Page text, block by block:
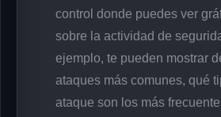
control donde puedes ver
sobre la actividad de
ejemplo, te pueden mostrar
ataques más comunes, qué
ataque son los más